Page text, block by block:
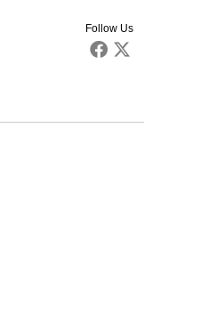
Follow Us